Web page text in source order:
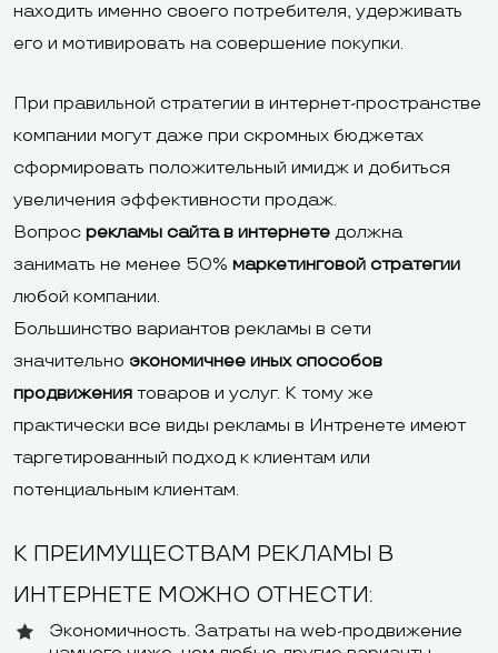
находить именно своего потребителя, удерживать
его и мотивировать на совершение покупки.
При правильной стратегии в интернет-пространстве
компании могут даже при скромных бюджетах
сформировать положительный имидж и добиться
увеличения эффективности продаж.
Вопрос рекламы сайта в интернете должна
занимать не менее 50% маркетинговой стратегии
любой компании.
Большинство вариантов рекламы в сети
значительно экономичнее иных способов
продвижения товаров и услуг. К тому же
практически все виды рекламы в Интренете имеют
таргетированный подход к клиентам или
потенциальным клиентам.
К ПРЕИМУЩЕСТВАМ РЕКЛАМЫ В
ИНТЕРНЕТЕ МОЖНО ОТНЕСТИ:
Экономичность. Затраты на web-продвижение